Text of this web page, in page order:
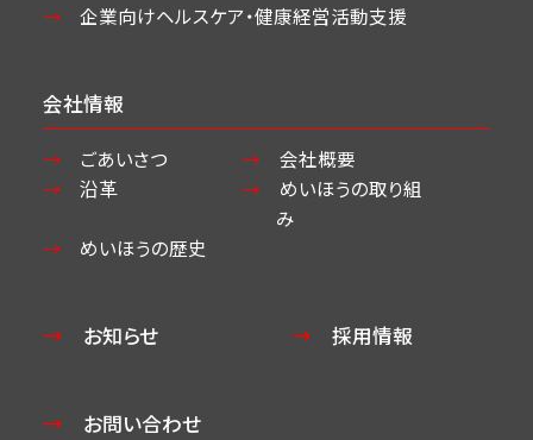
企業向けヘルスケア・健康経営活動支援
会社情報
ごあいさつ
会社概要
沿革
めいほうの取り組
み
めいほうの歴史
お知らせ 採用情報
お問い合わせ